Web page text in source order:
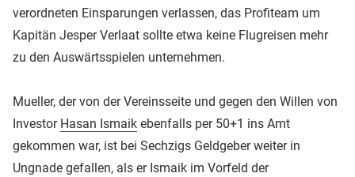
verordneten Einsparungen verlassen, das Profiteam um
Kapitän Jesper Verlaat sollte etwa keine Flugreisen mehr
zu den Auswärtsspielen unternehmen.
Mueller, der von der Vereinsseite und gegen den Willen von
Investor Hasan Ismaik ebenfalls per 50+1 ins Amt
gekommen war, ist bei Sechzigs Geldgeber weiter in
Ungnade gefallen, als er Ismaik im Vorfeld der